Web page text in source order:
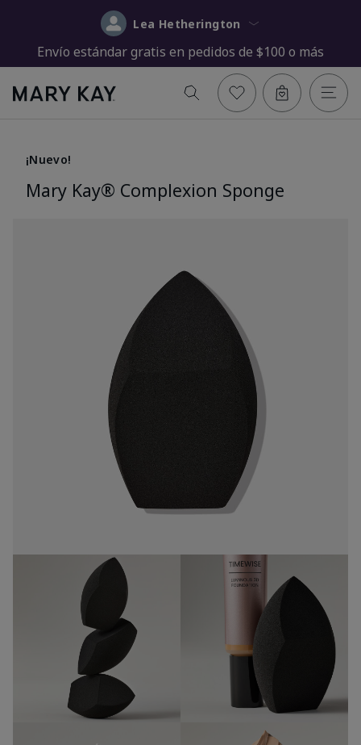
Lea Hetherington
Envío estándar gratis en pedidos de $100 o más
¡Nuevo!
Mary Kay® Complexion Sponge